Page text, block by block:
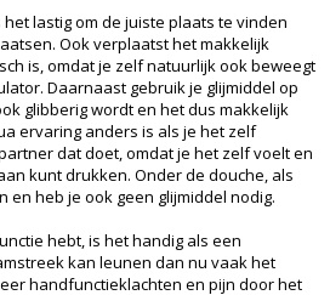
lastig om de juiste plaats te vinden
Ook verplaatst het makkelijk
is, omdat je zelf natuurlijk ook beweegt
Daarnaast gebruik je glijmiddel op
glibberig wordt en het dus makkelijk
ervaring anders is als je het zelf
dat doet, omdat je het zelf voelt en
kunt drukken. Onder de douche, als
en heb je ook geen glijmiddel nodig.
hebt, is het handig als een
kan leunen dan nu vaak het
handfunctieklachten en pijn door het